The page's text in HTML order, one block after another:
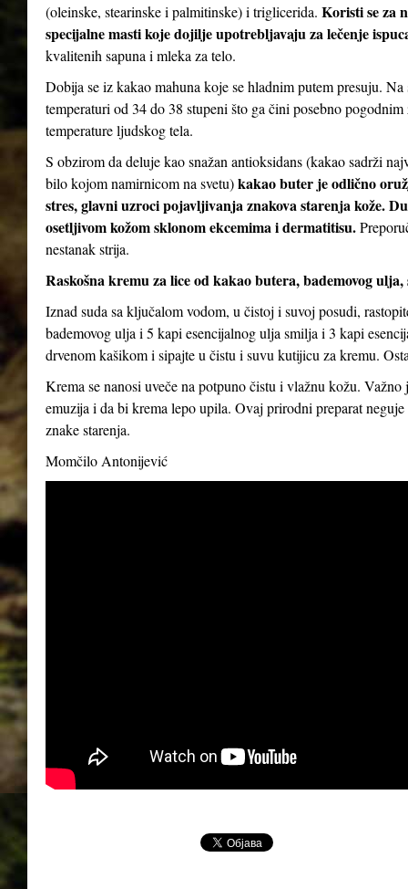
(oleinske, stearinske i palmitinske) i triglicerida. Koristi se za
specijalne masti koje dojilje upotrebljavaju za lečenje
kvalitenih sapuna i mleka za telo.
Dobija se iz kakao mahuna koje se hladnim putem presuju.
temperaturi od 34 do 38 stupeni što ga čini posebno
temperature ljudskog tela.
S obzirom da deluje kao snažan antioksidans (kakao sadrži
bilo kojom namirnicom na svetu)kakao buter je odlično
stres, glavni uzroci pojavljivanja znakova starenja kože.
osetljivom kožom sklonom ekcemima i dermatitisu.
nestanak strija.
Raskošna kremu za lice od kakao butera, bademovog
Iznad suda sa ključalom vodom, u čistoj i suvoj posudi,
bademovog ulja i 5 kapi esencijalnog ulja smilja i 3 kapi
drvenom kašikom i sipajte u čistu i suvu kutijicu za kremu.
Krema se nanosi uveče na potpuno čistu i vlažnu kožu.
emuzija i da bi krema lepo upila. Ovaj prirodni preparat
znake starenja.
Momčilo Antonijević